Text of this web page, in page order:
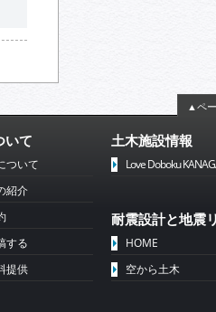
▲ペ
いて
ついて
紹介
する
提供
土木施設情報
Love Doboku
耐震設計と地震
HOME
空から土木